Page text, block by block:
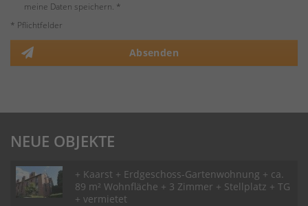
meine Daten speichern. *
* Pflichtfelder
Absenden
NEUE OBJEKTE
+ Kaarst + Erdgeschoss-Gartenwohnung + ca.
89 m² Wohnfläche + 3 Zimmer + Stellplatz + TG
+ vermietet